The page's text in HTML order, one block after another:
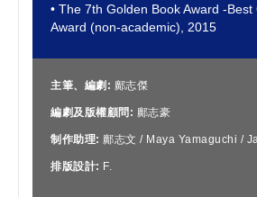
• The 7th Golden Book Award -
Award (non-academic), 2015
主筆、編劇: 鄺志傑
編劇及版權顧問: 鄺志豪
制作助理: 鄺志文 / Maya Yamaguchi /
排版設計: F.